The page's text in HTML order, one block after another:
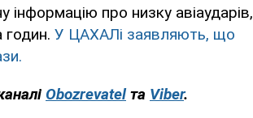
інформацію про низку авіаударів,
годин. У ЦАХАЛі заявляють, що
Obozrevatel та Viber.